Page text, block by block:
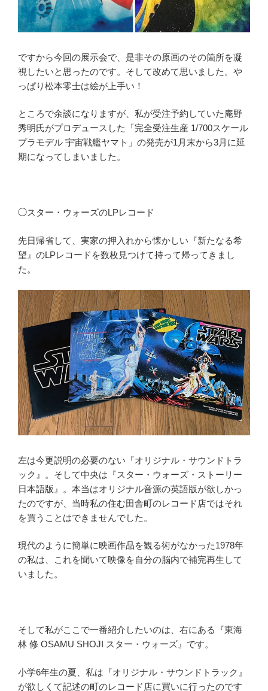
ですから今回の展示会で、是非その原画のその箇所を凝
視したいと思ったのです。そして改めて思いました。や
っぱり松本零士は絵が上手い！
ところで余談になりますが、私が受注予約していた庵野
秀明氏がプロデュースした「完全受注生産 1/700スケール
プラモデル 宇宙戦艦ヤマト」の発売が1月末から3月に延
期になってしまいました。
◯スター・ウォーズのLPレコード
先日帰省して、実家の押入れから懐かしい『新たなる希
望』のLPレコードを数枚見つけて持って帰ってきまし
た。
左は今更説明の必要のない『オリジナル・サウンドトラ
ック』。そして中央は『スター・ウォーズ・ストーリー
日本語版』。本当はオリジナル音源の英語版が欲しかっ
たのですが、当時私の住む田舎町のレコード店ではそれ
を買うことはできませんでした。
現代のように簡単に映画作品を観る術がなかった1978年
の私は、これを聞いて映像を自分の脳内で補完再生して
いました。
そして私がここで一番紹介したいのは、右にある『東海
林 修 OSAMU SHOJI スター・ウォーズ』です。
小学6年生の夏、私は『オリジナル・サウンドトラック』
が欲しくて記述の町のレコード店に買いに行ったのです